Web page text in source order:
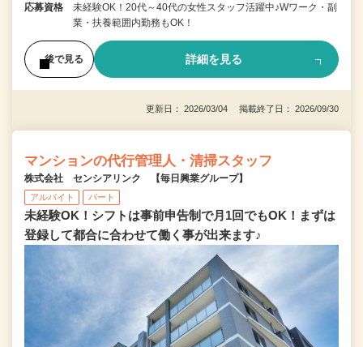
応募資格
未経験OK！20代～40代の女性スタッフ活躍中♪Wワーク・副
業・扶養範囲内勤務もOK！
後で見る 詳細を見る
更新日： 2026/03/04 掲載終了日： 2026/09/30
マンションの代行管理人・清掃スタッフ
株式会社 センシアリンク 【毎日興業グループ】
アルバイト パート
未経験OK！シフトは事前申告制で月1回でもOK！まずは
登録して都合に合わせて働く事が出来ます♪